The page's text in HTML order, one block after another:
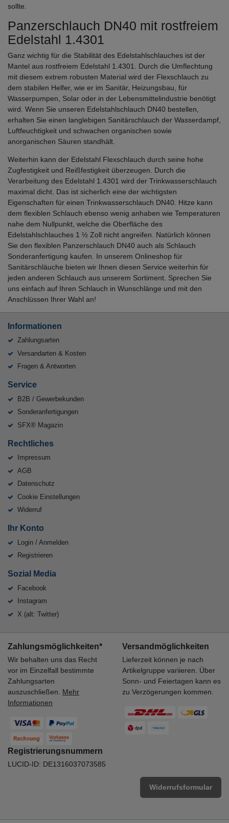
sollte.
Panzerschlauch DN40 mit rostfreiem
Edelstahl 1.4301
Ganz wichtig für die Stabilität des Edelstahlschlauches ist der
Mantel aus rostfreiem Edelstahl 1.4301. Durch die Umflechtung
mit diesem extrem robusten Material wird der Flexschlauch zu
dem stabilen Helfer, wie er im Sanitär, Heizungsbau, für
Wasserpumpen, Solar oder in der Lebensmittelindustrie benötigt
wird. Wenn Sie unseren Edelstahlschlauch DN40 bestellen,
erhalten Sie einen langlebigen Sanitärschlauch der Wasserdampf,
Luftfeuchtigkeit und schwachen organischen sowie
anorganischen Säuren standhält.
Weiterhin kann der Edelstahl Flexschlauch durch seine hohe
Zugfestigkeit und Reißfestigkeit überzeugen. Durch die
Verarbeitung des Edelstahl 1.4301 wird der Trinkwasserschlauch
maximal dicht. Das ist sicherlich eine der wichtigsten
Eigenschaften für einen Trinkwasserschlauch DN40. Hitze kann
dem flexiblen Schlauch ebenso wenig anhaben wie Temperaturen
nahe dem Nullpunkt, welche die Oberfläche des
Edelstahlschlauches 1 ½ Zoll nicht angreifen. Natürlich können
Sie den flexiblen Panzerschlauch DN40 auch als Schlauch
Sonderanfertigung kaufen. In unserem Onlineshop für
Sanitärschläuche bieten wir Ihnen diesen Service weiterhin für
jeden anderen Schlauch aus unserem Sortiment. Sprechen Sie
uns einfach auf Ihren Schlauch in Wunschlänge und mit den
Anschlüssen Ihrer Wahl an!
Informationen
Zahlungsarten
Versandarten & Kosten
Fragen & Antworten
Service
B2B / Gewerbekunden
Sonderanfertigungen
SFX® Magazin
Rechtliches
Impressum
AGB
Datenschutz
Cookie Einstellungen
Widerruf
Ihr Konto
Login / Anmelden
Registrieren
Sozial Media
Facebook
Instagram
X (alt: Twitter)
Zahlungsmöglichkeiten*
Wir behalten uns das Recht
vor im Einzelfall bestimmte
Zahlungsarten
auszuschließen. Mehr
Informationen
Versandmöglichkeiten
Lieferzeit können je nach
Artikelgruppe variieren. Über
Sonn- und Feiertagen kann es
zu Verzögerungen kommen.
Registrierungsnummern
LUCID-ID: DE1316037073585
Widerrufsformular